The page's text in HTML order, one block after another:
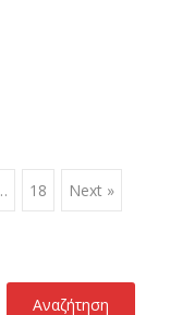
18 Next »
Αναζήτηση